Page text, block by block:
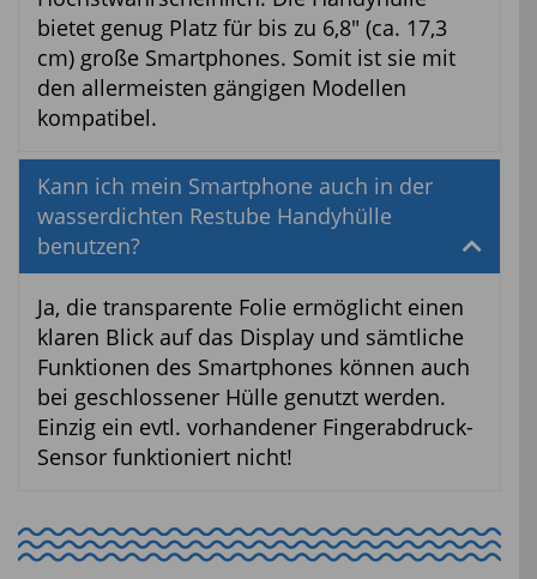
bietet genug Platz für bis zu 6,8″ (ca. 17,3
cm) große Smartphones. Somit ist sie mit
den allermeisten gängigen Modellen
kompatibel.
Kann ich mein Smartphone auch in der
wasserdichten Restube Handyhülle
benutzen?
Ja, die transparente Folie ermöglicht einen
klaren Blick auf das Display und sämtliche
Funktionen des Smartphones können auch
bei geschlossener Hülle genutzt werden.
Einzig ein evtl. vorhandener Fingerabdruck-
Sensor funktioniert nicht!